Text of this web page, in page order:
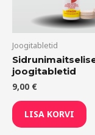
Joogitabletid
joogitabletid
9,00 €
LISA KORVI